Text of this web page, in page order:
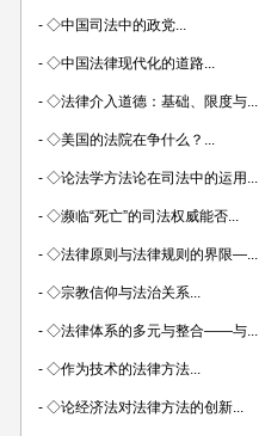
- ◇中国司法中的政党...
- ◇中国法律现代化的道路...
- ◇法律介入道德：基础、限度与...
- ◇美国的法院在争什么？...
- ◇论法学方法论在司法中的运用...
- ◇濒临“死亡”的司法权威能否...
- ◇法律原则与法律规则的界限—...
- ◇宗教信仰与法治关系...
- ◇法律体系的多元与整合——与...
- ◇作为技术的法律方法...
- ◇论经济法对法律方法的创新...